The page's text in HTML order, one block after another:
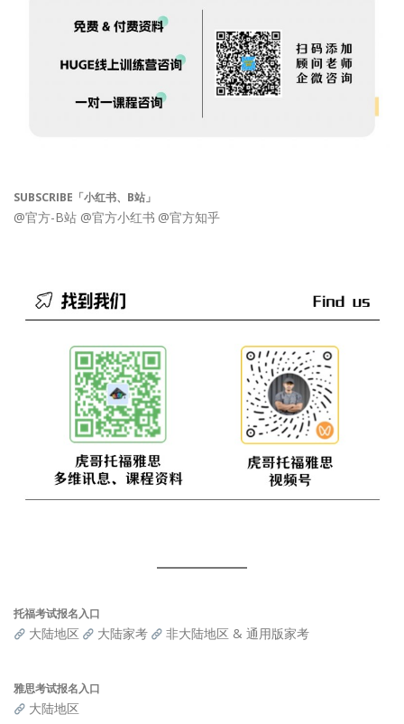
SUBSCRIBE「小红书、B站」
@官方-B站 @官方小红书 @官方知乎
托福考试报名入口
大陆地区 大陆家考 非大陆地区 & 通用版家考
雅思考试报名入口
大陆地区